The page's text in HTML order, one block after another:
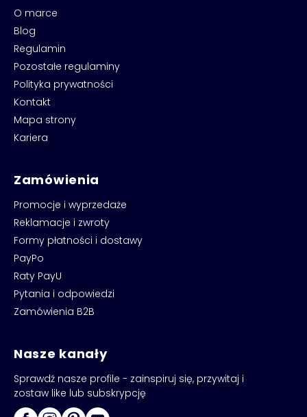
O marce
Blog
Regulamin
Pozostałe regulaminy
Polityka prywatności
Kontakt
Mapa strony
Kariera
Zamówienia
Promocje i wyprzedaże
Reklamacje i zwroty
Formy płatności i dostawy
PayPo
Raty PayU
Pytania i odpowiedzi
Zamówienia B2B
Nasze kanały
Sprawdź nasze profile - zainspiruj się, przywitaj i
zostaw like lub subskrypcję